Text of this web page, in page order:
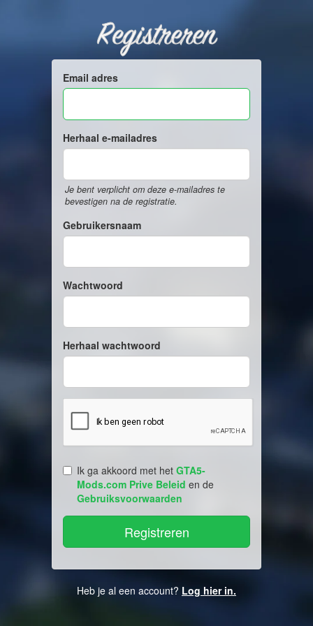
Registreren
Email adres
Herhaal e-mailadres
Je bent verplicht om deze e-mailadres te
bevestigen na de registratie.
Gebruikersnaam
Wachtwoord
Herhaal wachtwoord
Ik ga akkoord met het GTA5-
Mods.com Prive Beleid en de
Gebruiksvoorwaarden
Heb je al een account? Log hier in.